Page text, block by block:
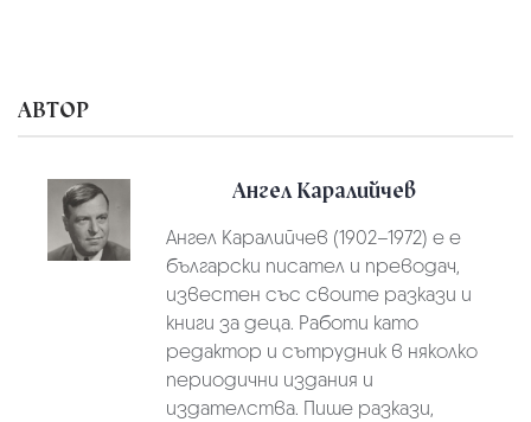
АВТОР
Ангел Каралийчев
Ангел Каралийчев (1902–1972) е е
български писател и преводач,
известен със своите разкази и
книги за деца. Работи като
редактор и сътрудник в няколко
периодични издания и
издателства. Пише разкази,